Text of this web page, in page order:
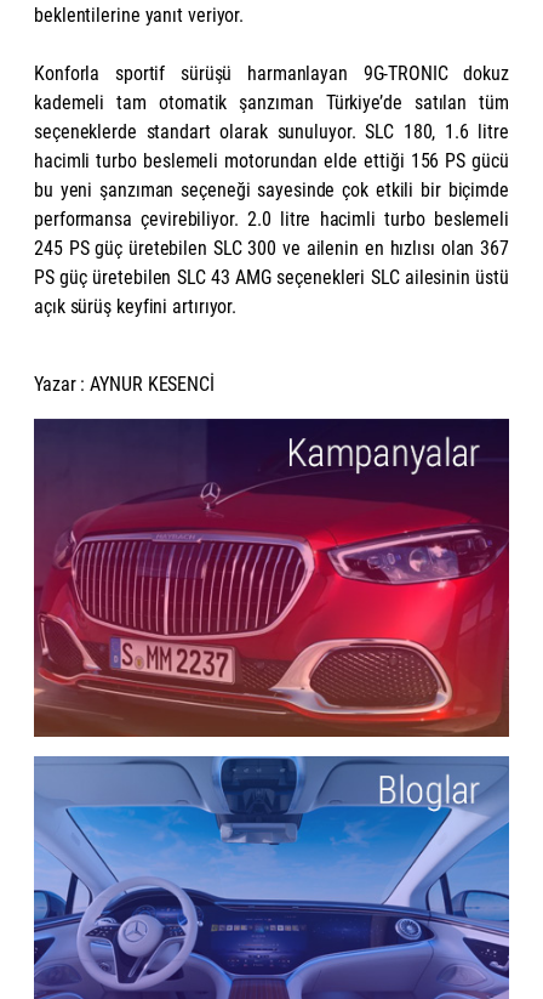
beklentilerine yanıt veriyor.
Konforla sportif sürüşü harmanlayan 9G-TRONIC dokuz
kademeli tam otomatik şanzıman Türkiye’de satılan tüm
seçeneklerde standart olarak sunuluyor. SLC 180, 1.6 litre
hacimli turbo beslemeli motorundan elde ettiği 156 PS gücü
bu yeni şanzıman seçeneği sayesinde çok etkili bir biçimde
performansa çevirebiliyor. 2.0 litre hacimli turbo beslemeli
245 PS güç üretebilen SLC 300 ve ailenin en hızlısı olan 367
PS güç üretebilen SLC 43 AMG seçenekleri SLC ailesinin üstü
açık sürüş keyfini artırıyor.
Yazar : AYNUR KESENCİ